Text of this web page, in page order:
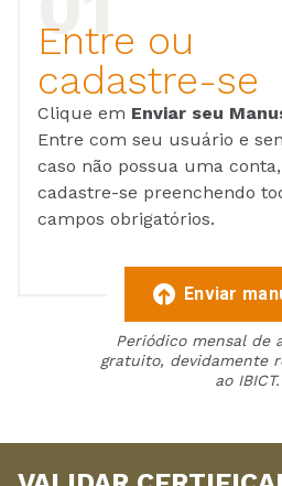
Entre ou
cadastre-se
Clique em Enviar seu
Entre com seu usuário e
caso não possua uma conta,
cadastre-se preenchendo
campos obrigatórios.
Enviar
Periódico mensal de
gratuito, devidamente
ao IBICT.